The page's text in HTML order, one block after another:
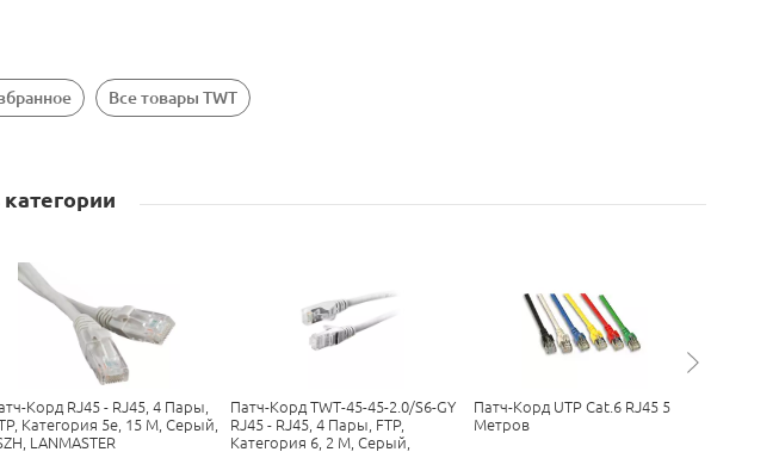
Все товары TWT
Корд RJ45 - RJ45, 4 Пары,
Категория 5е, 15 М, Серый,
LANMASTER
Патч-Корд TWT-45-45-2.0/S6-GY
RJ45 - RJ45, 4 Пары, FTP,
Категория 6, 2 М, Серый,
Патч-Корд UTP Cat.6 RJ45 5
Метров